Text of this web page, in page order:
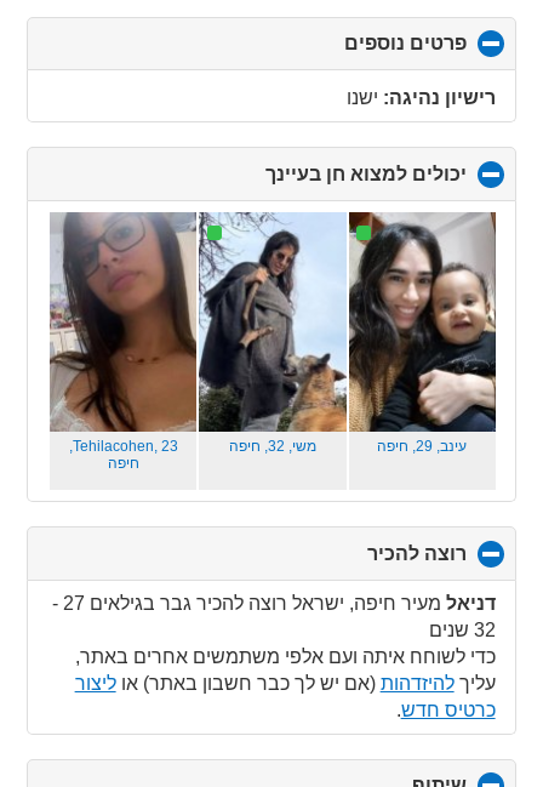
פרטים נוספים
to
רישיון נהיגה: ישנו
יכולים למצוא חן בעיינך
to
collapse
contents
עינב, 29, חיפה משי, 32, חיפה
Tehilacohen, 23,
חיפה
רוצה להכיר
to
collapse
דניאל
מעיר חיפה, ישראל רוצה להכיר גבר בגילאים 27 -
32 שנים
כדי לשוחח איתה ועם אלפי משתמשים אחרים באתר,
עליךלהיזדהות (אם יש לך כבר חשבון באתר) אוליצור
כרטיס חדש.